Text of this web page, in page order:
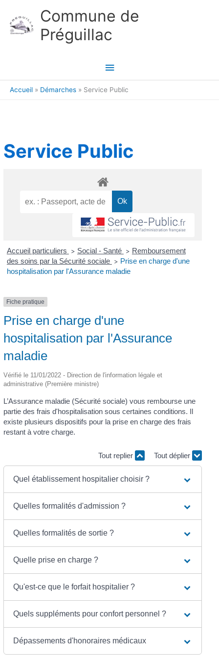
Commune de
Préguillac
Menu
principal
Accueil Démarches Service Public
Service Public
Accueil particuliers > Social - Santé > Remboursement
des soins par la Sécurité sociale > Prise en charge d'une
hospitalisation par l'Assurance maladie
Fiche pratique
Prise en charge d'une
hospitalisation par l'Assurance
maladie
Vérifié le 11/01/2022 - Direction de l'information légale et
administrative (Première ministre)
L’Assurance maladie (Sécurité sociale) vous rembourse une
partie des frais d'hospitalisation sous certaines conditions. Il
existe plusieurs dispositifs pour la prise en charge des frais
restant à votre charge.
Tout replier Tout déplier
Quel établissement hospitalier choisir ?
Quelles formalités d'admission ?
Quelles formalités de sortie ?
Quelle prise en charge ?
Qu'est-ce que le forfait hospitalier ?
Quels suppléments pour confort personnel ?
Dépassements d'honoraires médicaux